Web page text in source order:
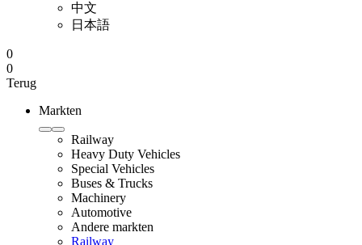
中文
日本語
0
0
Terug
Markten
Railway
Heavy Duty Vehicles
Special Vehicles
Buses & Trucks
Machinery
Automotive
Andere markten
Railway